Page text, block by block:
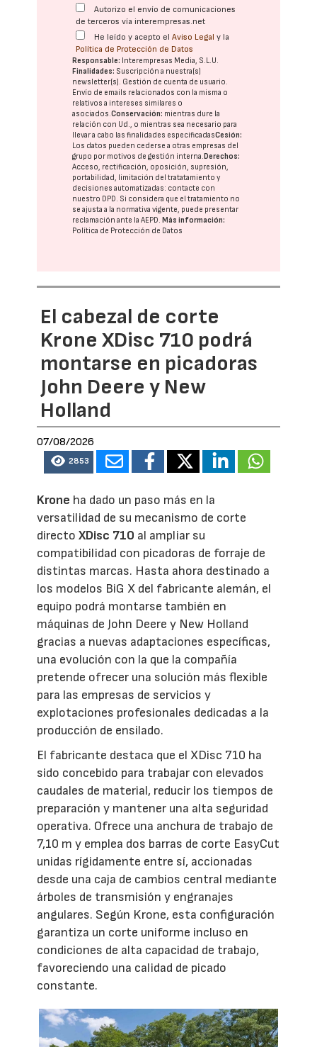
Autorizo el envío de comunicaciones
de terceros vía interempresas.net
He leído y acepto elAviso Legal y la
Política de Protección de Datos
Responsable: Interempresas Media, S.L.U.
Finalidades: Suscripción a nuestra(s)
newsletter(s). Gestión de cuenta de usuario.
Envío de emails relacionados con la misma o
relativos a intereses similares o
asociados.Conservación: mientras dure la
relación con Ud., o mientras sea necesario para
llevar a cabo las finalidades especificadasCesión:
Los datos pueden cederse a otras empresas del
grupo por motivos de gestión interna.Derechos:
Acceso, rectificación, oposición, supresión,
portabilidad, limitación del tratatamiento y
decisiones automatizadas: contacte con
nuestro DPD. Si considera que el tratamiento no
se ajusta a la normativa vigente, puede presentar
reclamación ante laAEPD.Más información:
Política de Protección de Datos
El cabezal de corte
Krone XDisc 710 podrá
montarse en picadoras
John Deere y New
Holland
07/08/2026
2853
Krone ha dado un paso más en la
versatilidad de su mecanismo de corte
directoXDisc 710 al ampliar su
compatibilidad con picadoras de forraje de
distintas marcas. Hasta ahora destinado a
los modelos BiG X del fabricante alemán, el
equipo podrá montarse también en
máquinas de John Deere y New Holland
gracias a nuevas adaptaciones específicas,
una evolución con la que la compañía
pretende ofrecer una solución más flexible
para las empresas de servicios y
explotaciones profesionales dedicadas a la
producción de ensilado.
El fabricante destaca que el XDisc 710 ha
sido concebido para trabajar con elevados
caudales de material, reducir los tiempos de
preparación y mantener una alta seguridad
operativa. Ofrece una anchura de trabajo de
7,10 m y emplea dos barras de corte EasyCut
unidas rígidamente entre sí, accionadas
desde una caja de cambios central mediante
árboles de transmisión y engranajes
angulares. Según Krone, esta configuración
garantiza un corte uniforme incluso en
condiciones de alta capacidad de trabajo,
favoreciendo una calidad de picado
constante.